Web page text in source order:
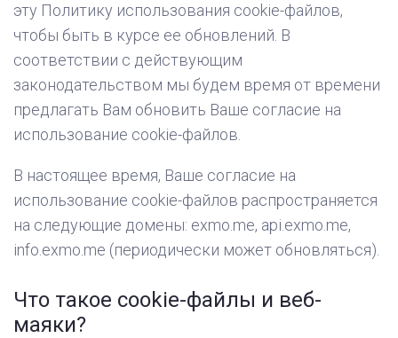
эту Политику использования cookie-файлов,
чтобы быть в курсе ее обновлений. В
соответствии с действующим
законодательством мы будем время от времени
предлагать Вам обновить Ваше согласие на
использование cookie-файлов.
В настоящее время, Ваше согласие на
использование cookie-файлов распространяется
на следующие домены: exmo.me, api.exmo.me,
info.exmo.me (периодически может обновляться).
Что такое cookie-файлы и веб-
маяки?